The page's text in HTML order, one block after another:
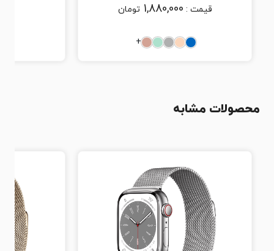
قیمت : 1,880,000 تومان
+
محصولات مشابه